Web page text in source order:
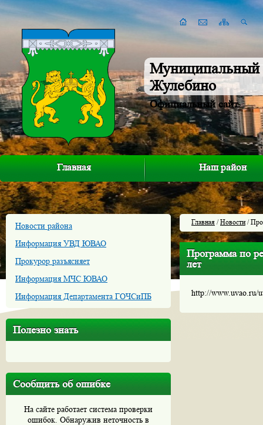
Муниципальный
Жулебино
Официальный сайт
Главная Наш район
Новости района
Информация УВД ЮВАО
Прокурор разъясняет
Информация МЧС ЮВАО
Информация Департамента ГОЧСиПБ
Полезно знать
Сообщить об ошибке
На сайте работает система проверки
ошибок. Обнаружив неточность в
Главная /Новости/
Программа по
лет
http://www.uvao.ru/